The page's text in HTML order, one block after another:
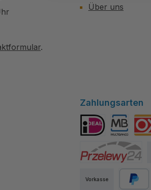
.
Über uns
Zahlungsarten
Vorkasse
Multibanco